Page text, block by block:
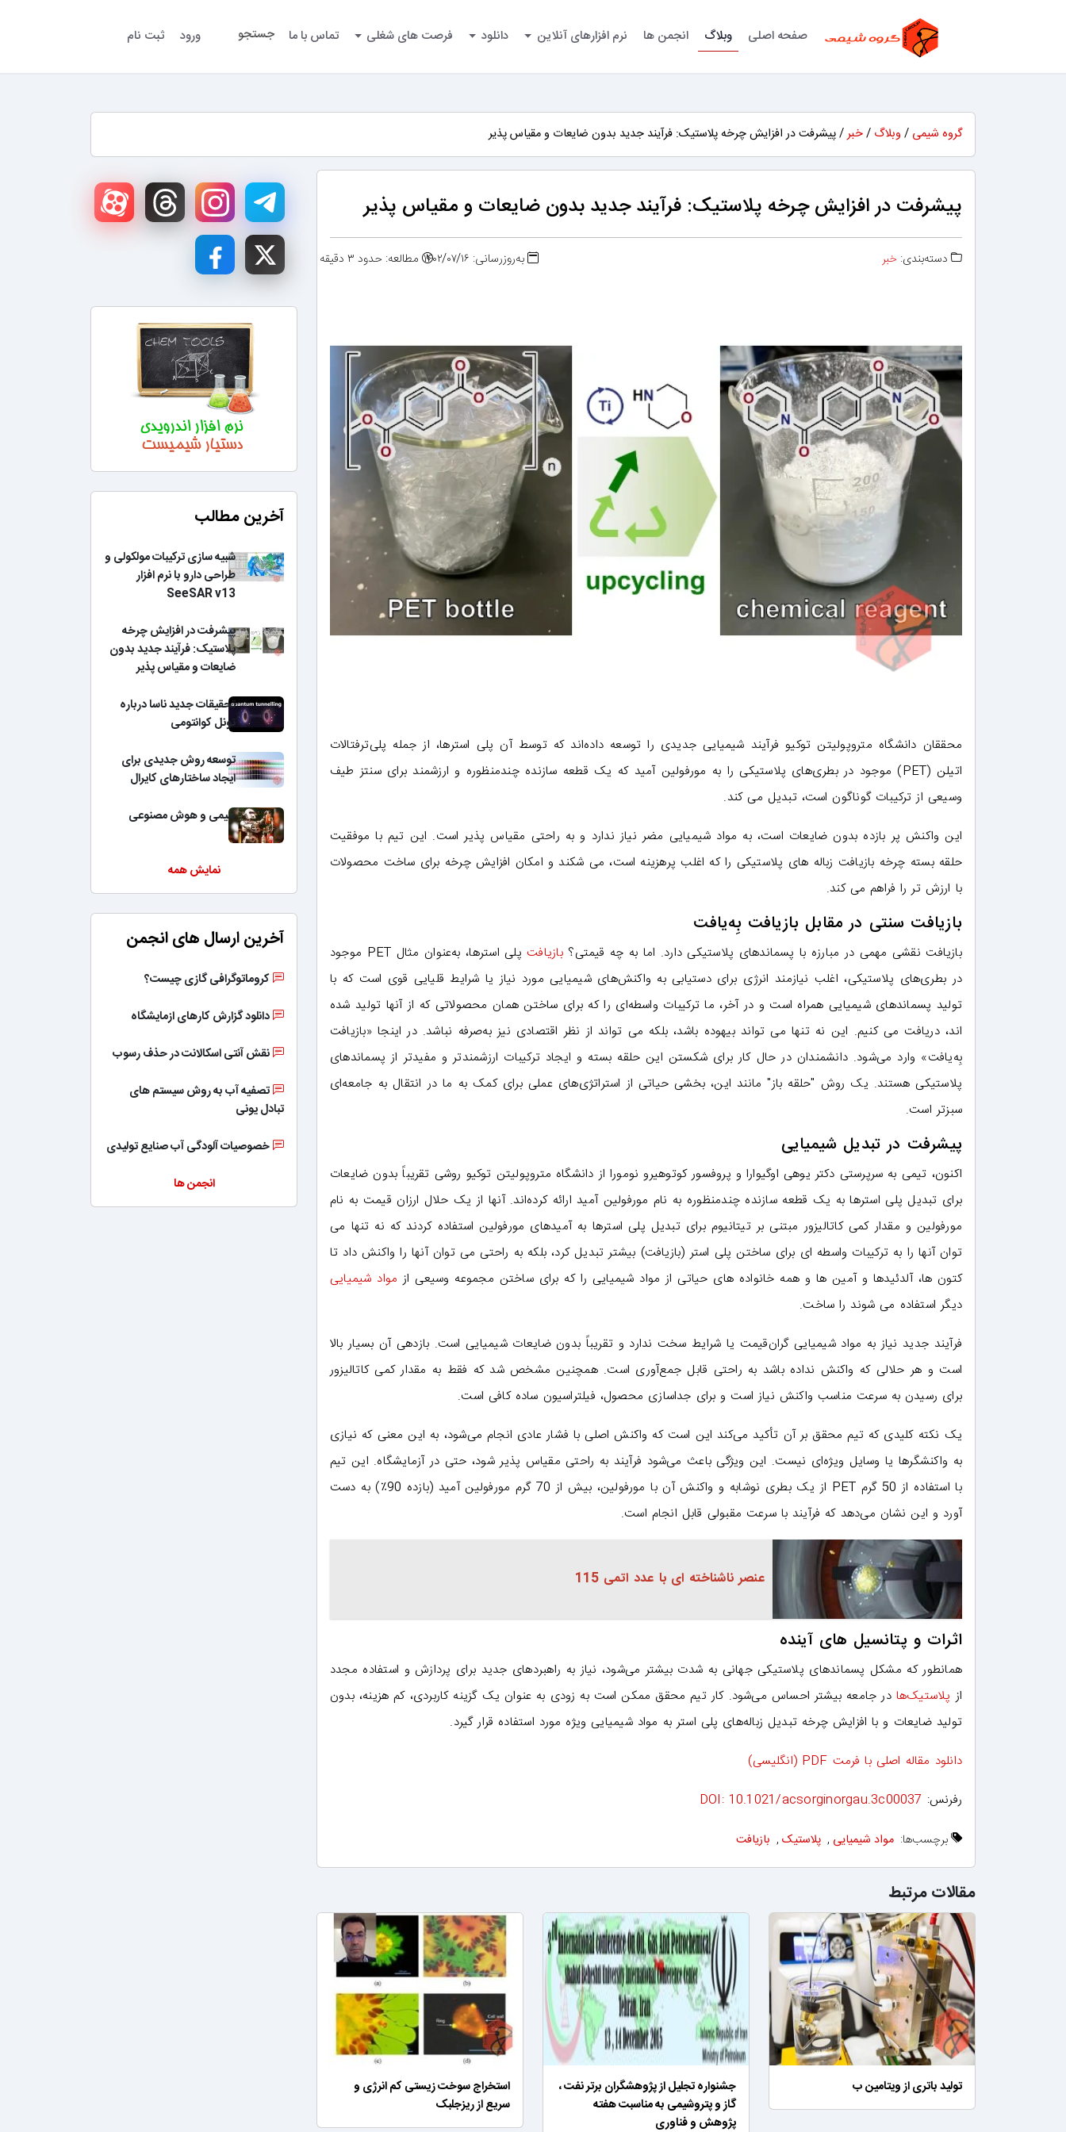
صفحه اصلی وبلاگ انجمن ها نرم افزارهای آنلاین دانلود فرصت های شغلی تماس با ما جستجو ورود ثبت نام
گروه شیمی / وبلاگ /خبر/ پیشرفت در افزایش چرخه پلاستیک: فرآیند جدید بدون ضایعات و مقیاس پذیر
پیشرفت در افزایش چرخه پلاستیک: فرآیند جدید بدون ضایعات و مقیاس پذیر
دسته‌بندی: خبر به‌روزرسانی: ۱۴۰۲/۰۷/۱۶ مطالعه: حدود ۳ دقیقه
محققان دانشگاه متروپولیتن توکیو فرآیند شیمیایی جدیدی را توسعه داده‌اند که توسط آن پلی استرها، از جمله پلی‌ترفتالات
اتیلن (PET) موجود در بطری‌های پلاستیکی را به مورفولین آمید که یک قطعه سازنده چندمنظوره و ارزشمند برای سنتز طیف
وسیعی از ترکیبات گوناگون است، تبدیل می کند.
این واکنش پر بازده بدون ضایعات است، به مواد شیمیایی مضر نیاز ندارد و به راحتی مقیاس پذیر است. این تیم با موفقیت
حلقه بسته چرخه بازیافت زباله های پلاستیکی را که اغلب پرهزینه است، می شکند و امکان افزایش چرخه برای ساخت محصولات
با ارزش تر را فراهم می کند.
بازیافت سنتی در مقابل بازیافت بِه‌یافت
بازیافت نقشی مهمی در مبارزه با پسماندهای پلاستیکی دارد. اما به چه قیمتی؟بازیافت
پلی استرها، به‌عنوان مثال PET موجود
در بطری‌های پلاستیکی، اغلب نیازمند انرژی برای دستیابی به واکنش‌های شیمیایی مورد نیاز یا شرایط قلیایی قوی است که با
تولید پسماندهای شیمیایی همراه است و در آخر، ما ترکیبات واسطه‌ای را که برای ساختن همان محصولاتی که از آنها تولید شده
اند، دریافت می کنیم. این نه تنها می تواند بیهوده باشد، بلکه می تواند از نظر اقتصادی نیز به‌صرفه نباشد. در اینجا «بازیافت
بِه‌یافت» وارد می‌شود. دانشمندان در حال کار برای شکستن این حلقه بسته و ایجاد ترکیبات ارزشمندتر و مفیدتر از پسماندهای
پلاستیکی هستند. یک روش "حلقه باز" مانند این، بخشی حیاتی از استراتژی‌های عملی برای کمک به ما در انتقال به جامعه‌ای
سبزتر است.
پیشرفت در تبدیل شیمیایی
اکنون، تیمی به سرپرستی دکتر یوهی اوگیوارا و پروفسور کوتوهیرو نومورا از دانشگاه متروپولیتن توکیو روشی تقریباً بدون ضایعات
برای تبدیل پلی استرها به یک قطعه سازنده چندمنظوره به نام مورفولین آمید ارائه کرده‌اند. آنها از یک حلال ارزان قیمت به نام
مورفولین و مقدار کمی کاتالیزور مبتنی بر تیتانیوم برای تبدیل پلی استرها به آمیدهای مورفولین استفاده کردند که نه تنها می
توان آنها را به ترکیبات واسطه ای برای ساختن پلی استر (بازیافت) بیشتر تبدیل کرد، بلکه به راحتی می توان آنها را واکنش داد تا
کتون ها، آلدئیدها و آمین ها و همه خانواده های حیاتی از مواد شیمیایی را که برای ساختن مجموعه وسیعی از مواد شیمیایی
دیگر استفاده می شوند را ساخت.
فرآیند جدید نیاز به مواد شیمیایی گران‌قیمت یا شرایط سخت ندارد و تقریباً بدون ضایعات شیمیایی است. بازدهی آن بسیار بالا
است و هر حلالی که واکنش نداده باشد به راحتی قابل جمع‌آوری است. همچنین مشخص شد که فقط به مقدار کمی کاتالیزور
برای رسیدن به سرعت مناسب واکنش نیاز است و برای جداسازی محصول، فیلتراسیون ساده کافی است.
یک نکته کلیدی که تیم محقق بر آن تأکید می‌کند این است که واکنش اصلی با فشار عادی انجام می‌شود، به این معنی که نیازی
به واکنشگرها یا وسایل ویژه‌ای نیست. این ویژگی باعث می‌شود فرآیند به راحتی مقیاس پذیر شود، حتی در آزمایشگاه. این تیم
با استفاده از 50 گرم PET از یک بطری نوشابه و واکنش آن با مورفولین، بیش از 70 گرم مورفولین آمید (بازده 90٪) به دست
آورد و این نشان می‌دهد که فرآیند با سرعت مقبولی قابل انجام است.
عنصر ناشناخته ای با عدد اتمی 115
اثرات و پتانسیل های آینده
همانطور که مشکل پسماندهای پلاستیکی جهانی به شدت بیشتر می‌شود، نیاز به راهبردهای جدید برای پردازش و استفاده مجدد
از پلاستیک‌ها در جامعه بیشتر احساس می‌شود. کار تیم محقق ممکن است به زودی به عنوان یک گزینه کاربردی، کم هزینه، بدون
تولید ضایعات و با افزایش چرخه تبدیل زباله‌های پلی استر به مواد شیمیایی ویژه مورد استفاده قرار گیرد.
دانلود مقاله اصلی با فرمت PDF (انگلیسی)
رفرنس: DOI: 10.1021/acsorginorgau.3c00037
برچسب‌ها: مواد شیمیایی , پلاستیک , بازیافت
مقالات مرتبط
تولید باتری از ویتامین ب
جشنواره تجلیل از پژوهشگران برتر نفت ،
گاز و پتروشیمی به مناسبت هفته
پژوهش و فناوری
استخراج سوخت زیستی کم ­انرژی و
سریع از ریزجلبک
آخرین مطالب
شبیه سازی ترکیبات مولکولی و
طراحی دارو با نرم افزار
SeeSAR v13
پیشرفت در افزایش چرخه
پلاستیک: فرآیند جدید بدون
ضایعات و مقیاس پذیر
تحقیقات جدید ناسا درباره
تونل کوانتومی
توسعه روش جدیدی برای
ایجاد ساختارهای کایرال
شیمی و هوش مصنوعی
نمایش همه
آخرین ارسال های انجمن
کروماتوگرافی گازی چیست؟
دانلود گزارش کارهای ازمایشگاه
نقش آنتی اسکالانت در حذف رسوب
تصفیه آب به روش سیستم های
تبادل یونی
خصوصیات آلودگی آب صنایع تولیدی
انجمن ها